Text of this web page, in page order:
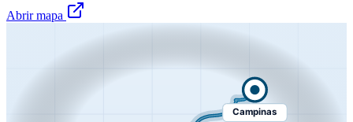
Abrir mapa
Campinas